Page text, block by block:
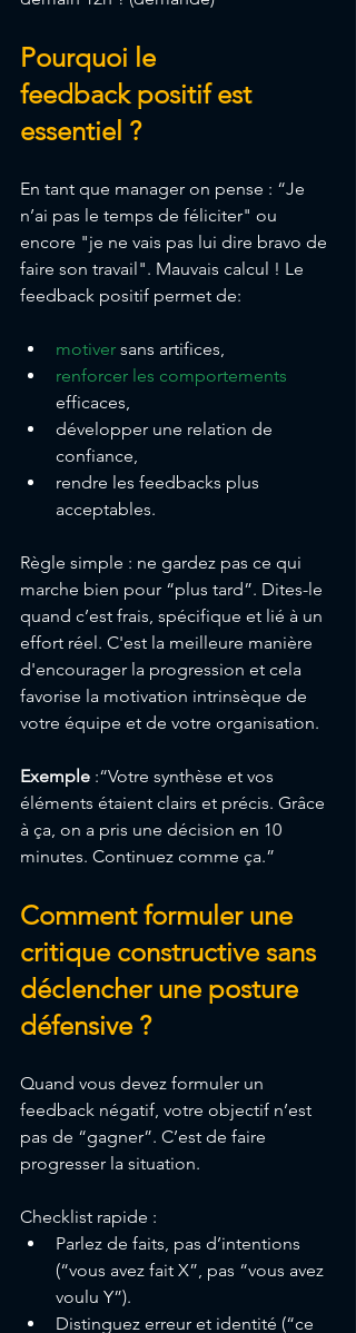
Pourquoi le
feedback positif est
essentiel ?
En tant que manager on pense : “Je
n’ai pas le temps de féliciter" ou
encore "je ne vais pas lui dire bravo de
faire son travail". Mauvais calcul ! Le
feedback positif permet de:
motiver sans artifices,
renforcer les comportements
efficaces,
développer une relation de
confiance,
rendre les feedbacks plus
acceptables.
Règle simple : ne gardez pas ce qui
marche bien pour “plus tard”. Dites-le
quand c’est frais, spécifique et lié à un
effort réel. C'est la meilleure manière
d'encourager la progression et cela
favorise la motivation intrinsèque de
votre équipe et de votre organisation.
Exemple :“Votre synthèse et vos
éléments étaient clairs et précis. Grâce
à ça, on a pris une décision en 10
minutes. Continuez comme ça.”
Comment formuler une
critique constructive sans
déclencher une posture
défensive ?
Quand vous devez formuler un
feedback négatif, votre objectif n’est
pas de “gagner”. C’est de faire
progresser la situation.
Checklist rapide :
Parlez de faits, pas d’intentions
(“vous avez fait X”, pas “vous avez
voulu Y”).
Distinguez erreur et identité (“ce